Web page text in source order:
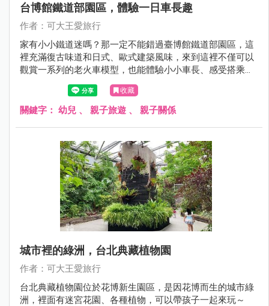
台博館鐵道部園區，體驗一日車長趣
作者：可大王愛旅行
家有小小鐵道迷嗎？那一定不能錯過臺博館鐵道部園區，這
裡充滿復古味道和日式、歐式建築風味，來到這裡不僅可以
觀賞一系列的老火車模型，也能體驗小小車長、感受搭乘火
車的樂趣，快帶孩子來玩吧！
收藏
關鍵字： 幼兒 、 親子旅遊 、 親子關係
城市裡的綠洲，台北典藏植物園
作者：可大王愛旅行
台北典藏植物園位於花博新生園區，是因花博而生的城市綠
洲，裡面有迷宮花園、各種植物，可以帶孩子一起來玩～